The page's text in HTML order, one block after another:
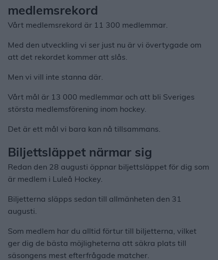
medlemsrekord
Vårt medlemsrekord är 11 300 medlemmar.
Med den utveckling vi ser just nu är vi övertygade om
att det rekordet kommer att slås.
Men vi vill inte stanna där.
Vårt mål är 13 000 medlemmar och att bli Sveriges
största medlemsförening inom hockey.
Det är ett mål vi bara kan nå tillsammans.
Biljettsläppet närmar sig
Redan den 28 augusti öppnar biljettsläppet för dig som
är medlem i Luleå Hockey.
Biljetterna släpps sedan till allmänheten den 31
augusti.
Som medlem har du alltid förtur till biljetterna, vilket
ger dig de bästa möjligheterna att säkra plats till
säsongens mest efterfrågade matcher.